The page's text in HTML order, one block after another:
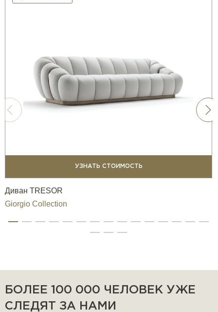
УЗНАТЬ СТОИМОСТЬ
Диван TRESOR
Giorgio Collection
БОЛЕЕ 100 000 ЧЕЛОВЕК УЖЕ
СЛЕДЯТ ЗА НАМИ